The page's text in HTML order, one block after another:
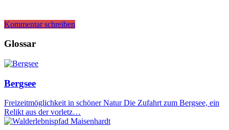
Kommentar schreiben
Glossar
Bergsee
Freizeitmöglichkeit in schöner Natur Die Zufahrt zum Bergsee, ein
Relikt aus der vorletz…